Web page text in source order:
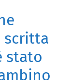
scritta
stato